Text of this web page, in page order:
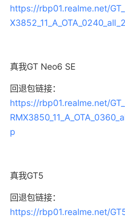
https://rbp01.realme.net/
真我GT Neo6 SE
回退包链接：
https://rbp01.realme.net/
p
真我GT5
回退包链接：
https://rbp01.realme.net/